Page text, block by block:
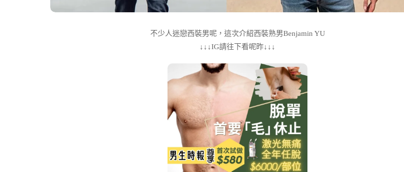
不少人迷戀西裝男呢，這次介紹西裝熟男Benjamin YU
↓↓↓IG請往下看呢昨↓↓↓